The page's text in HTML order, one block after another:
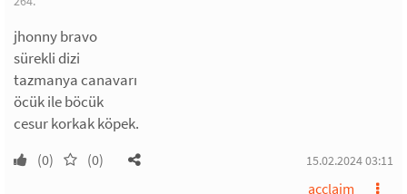
jhonny bravo
sürekli dizi
tazmanya canavarı
öcük ile böcük
cesur korkak köpek.
(0) (0) 15.02.2024 03:11
acclaim